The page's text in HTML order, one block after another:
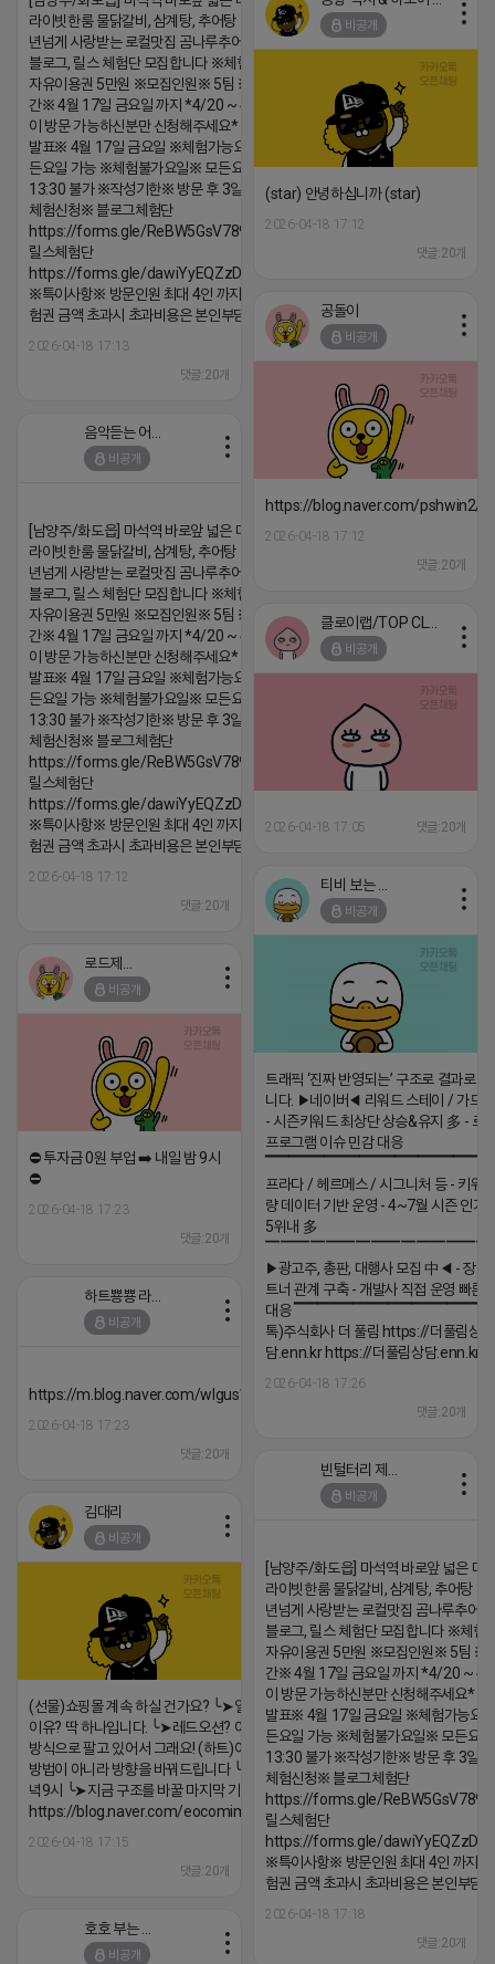
라이빗한룸 물닭갈비, 삼계탕, 추어탕 맛집 10
년넘게 사랑받는 로컬맛집 곰나루추어탕에서
블로그, 릴스 체험단 모집합니다 ※체험메뉴※
자유이용권 5만원 ※모집인원※ 5팀 ※모집기
간※ 4월 17일 금요일 까지 *4/20 ~ 4/26 사
이 방문 가능하신분만 신청해주세요* ※체험단
발표※ 4월 17일 금요일 ※체험가능요일※ 모
든요일 가능 ※체험불가요일※ 모든요일 12 ~
13:30 불가 ※작성기한※ 방문 후 3일 이내 ※
체험신청※ 블로그체험단
https://forms.gle/ReBW5GsV789ur2Pz6
릴스체험단
https://forms.gle/dawiYyEQZzDdqf8W8
※특이사항※ 방문인원 최대 4인 까지 가능 체
험권 금액 초과시 초과비용은 본인부담입니다.
2026-04-18 17:13
댓글:20개
비공개
(star) 안녕하십니까 (star)
2026-04-18 17:12
댓글:20개
공돌이
비공개
https://blog.naver.com/pshwin2/
2026-04-18 17:12
댓글:20개
비공개
[남양주/화도읍] 마석역 바로앞 넓은 매장과, 프
라이빗한룸 물닭갈비, 삼계탕, 추어탕 맛집 10
년넘게 사랑받는 로컬맛집 곰나루추어탕에서
블로그, 릴스 체험단 모집합니다 ※체험메뉴※
자유이용권 5만원 ※모집인원※ 5팀 ※모집기
간※ 4월 17일 금요일 까지 *4/20 ~ 4/26 사
이 방문 가능하신분만 신청해주세요* ※체험단
발표※ 4월 17일 금요일 ※체험가능요일※ 모
든요일 가능 ※체험불가요일※ 모든요일 12 ~
13:30 불가 ※작성기한※ 방문 후 3일 이내 ※
체험신청※ 블로그체험단
https://forms.gle/ReBW5GsV789ur2Pz6
릴스체험단
https://forms.gle/dawiYyEQZzDdqf8W8
※특이사항※ 방문인원 최대 4인 까지 가능 체
험권 금액 초과시 초과비용은 본인부담입니다.
2026-04-18 17:12
댓글:20개
비공개
2026-04-18 17:05 댓글:20개
비공개
트래픽 ‘진짜 반영되는’ 구조로 결과로
니다. ▶네이버◀ 리워드 스테이 / 가드 /
- 시즌키워드 최상단 상승&유지 多 - 로
프로그램 이슈 민감 대응
▔▔▔▔▔▔▔▔▔▔▔▔▔▔▔▔▔▔ ▶
프라다 / 헤르메스 / 시그니처 등 - 키워
량 데이터 기반 운영 - 4~7월 시즌 인기
5위내 多
▶광고주, 총판, 대행사 모집 中◀ - 장기
트너 관계 구축 - 개발사 직접 운영 빠른
대응
톡)주식회사 더 풀림 https://더풀림상
담.enn.kr https://더풀림상담.enn.kr
2026-04-18 17:26
댓글:20개
비공개
⛔️ 투자금 0원 부업 ➡️ 내일 밤 9시
⛔️
2026-04-18 17:23
댓글:20개
하트뿅뿅 라이언
비공개
https://m.blog.naver.com/wlgus1647/224253846149
2026-04-18 17:23
댓글:20개
비공개
[남양주/화도읍] 마석역 바로앞 넓은 매
라이빗한룸 물닭갈비, 삼계탕, 추어탕 맛
년넘게 사랑받는 로컬맛집 곰나루추어
블로그, 릴스 체험단 모집합니다 ※체험
자유이용권 5만원 ※모집인원※ 5팀 ※
간※ 4월 17일 금요일 까지 *4/20 ~ 4/
이 방문 가능하신분만 신청해주세요* ※
발표※ 4월 17일 금요일 ※체험가능요
든요일 가능 ※체험불가요일※ 모든요
13:30 불가 ※작성기한※ 방문 후 3일
체험신청※ 블로그체험단
https://forms.gle/
릴스체험단
https://forms.gle/
※특이사항※ 방문인원 최대 4인 까지
험권 금액 초과시 초과비용은 본인부담
2026-04-18 17:18
댓글:20개
김대리
비공개
(선물)쇼핑몰 계속 하실 건가요? ╰➤열심히 해도 안되는
이유? 딱 하나입니다. ╰➤레드오션? 아니요! ╰➤모두 같은
방식으로 팔고 있어서 그래요! (하트)이번엔 다릅니다. ╰➤
방법이 아니라 방향을 바꿔드립니다 ╰➤4월 21일(화) 저
녁9시 ╰➤지금 구조를 바꿀 마지막 기회
https://blog.naver.com/eocomim/224250518436
2026-04-18 17:15
댓글:20개
비공개